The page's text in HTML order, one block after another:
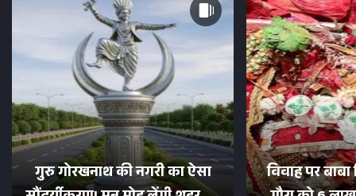
गुरु गोरखनाथ की नगरी का ऐसा
विवाह पर